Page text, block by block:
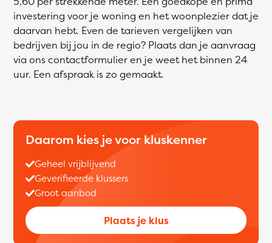
investering voor je woning en het woonplezier dat je
daarvan hebt. Even de tarieven vergelijken van
bedrijven bij jou in de regio? Plaats dan je aanvraag
via ons contactformulier en je weet het binnen 24
uur. Een afspraak is zo gemaakt.
Daarom kies je voor kluskenner
Geheel vrijblijvend
Geverifieerde klussers
Groot aanbod
Plaats je klus